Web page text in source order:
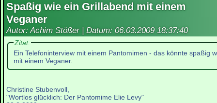
Spaßig wie ein Grillabend mit einem
Veganer
Autor: Achim Stößer | Datum: 06.03.2009 18:37:40
Zitat:
Ein Telefoninterview mit einem Pantomimen - das könnte spaßig
mit einem Veganer.
Christine Stubenvoll,
"Wortlos glücklich: Der Pantomime Elie Levy"